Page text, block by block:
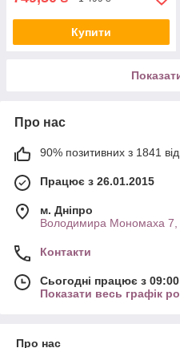
Купити
Про нас
90% позитивних з 1841
Працює з 26.01.2015
м. Дніпро
Володимира Мономаха 7,
Контакти
Сьогодні працює з
Показати весь графік
Про нас